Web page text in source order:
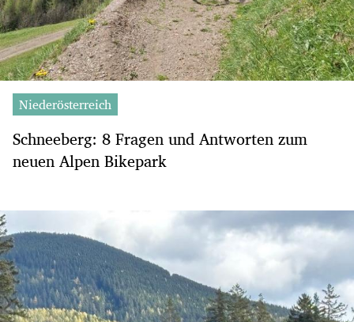
Niederösterreich
Schneeberg: 8 Fragen und Antworten zum
neuen Alpen Bikepark